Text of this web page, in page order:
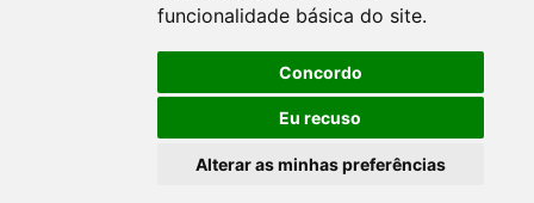
funcionalidade básica do site.
Concordo
Eu recuso
Alterar as minhas preferências